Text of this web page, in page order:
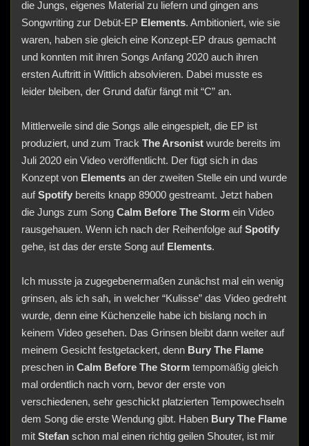
die Jungs, eigenes Material zu liefern und gingen ans
Songwriting zur Debüt-EP Elements. Ambitioniert, wie sie
waren, haben sie gleich eine Konzept-EP draus gemacht
und konnten mit ihren Songs Anfang 2020 auch ihren
ersten Auftritt in Wittlich absolvieren. Dabei musste es
leider bleiben, der Grund dafür fängt mit “C” an.
Mittlerweile sind die Songs alle eingespielt, die EP ist
produziert, und zum Track The Arsonist wurde bereits im
Juli 2020 ein Video veröffentlicht. Der fügt sich in das
Konzept von Elements an der zweiten Stelle ein und wurde
aufSpotify bereits knapp 89000 gestreamt. Jetzt haben
die Jungs zum Song Calm Before The Storm ein Video
rausgehauen. Wenn ich nach der Reihenfolge aufSpotify
gehe, ist das der erste Song auf Elements.
Ich musste ja zugegebenermaßen zunächst mal ein wenig
grinsen, als ich sah, in welcher “Kulisse” das Video gedreht
wurde, denn eine Küchenzeile habe ich bislang noch in
keinem Video gesehen. Das Grinsen bleibt dann weiter auf
meinem Gesicht festgetackert, denn Bury The Flame
preschen in Calm Before The Storm tempomäßig gleich
mal ordentlich nach vorn, bevor der erste von
verschiedenen, sehr geschickt platzierten Tempowechseln
dem Song die erste Wendung gibt. Haben Bury The Flame
mit Stefan schon mal einen richtig geilen Shouter, ist mir